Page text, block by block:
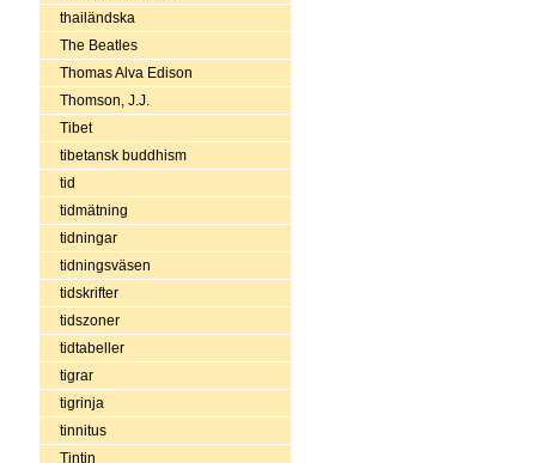
thailändska
The Beatles
Thomas Alva Edison
Thomson, J.J.
Tibet
tibetansk buddhism
tid
tidmätning
tidningar
tidningsväsen
tidskrifter
tidszoner
tidtabeller
tigrar
tigrinja
tinnitus
Tintin